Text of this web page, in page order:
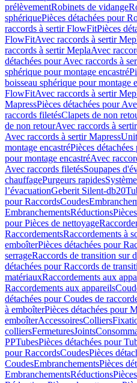
prélèvementRobinets de vidange
sphériquePièces détachées pour
raccords à sertir FlowFitPièces
FlowFitAvec raccords à sertir
raccords à sertir MeplaAvec
détachées pour Avec raccords à
sphérique pour montage encastré
boisseau sphérique pour montage
FlowFitAvec raccords à sertir
MapressPièces détachées pour
raccords filetésClapets de non
de non retourAvec raccords à
Avec raccords à sertir Mapress
montage encastréPièces
pour montage encastréAvec
Avec raccords filetésSoupapes
chauffagePurgeurs rapides
l’évacuationGeberit Silent-db20
pour RaccordsCoudes
EmbranchementsRéductions
pour Pièces de nettoyage
RaccordementsRaccordements à
emboîterPièces détachées pour
serrageRaccords de transition sur
détachées pour Raccords de
matériauxRaccordements aux
Raccordements aux appareils
détachées pour Coudes de
à emboîterPièces détachées pour
emboîterAccessoiresColliers
colliersFermeturesJoints
PPTubesPièces détachées pour
pour RaccordsCoudesPièces
CoudesEmbranchementsPièces
EmbranchementsRéductions